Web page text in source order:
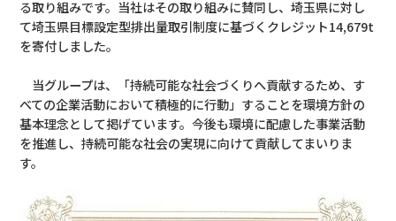
る取り組みです。当社はその取り組みに賛同し、埼玉県に対し
て埼玉県目標設定型排出量取引制度に基づくクレジット14,679t
を寄付しました。
当グループは、「持続可能な社会づくりへ貢献するため、す
べての企業活動において積極的に行動」することを環境方針の
基本理念として掲げています。今後も環境に配慮した事業活動
を推進し、持続可能な社会の実現に向けて貢献してまいりま
す。